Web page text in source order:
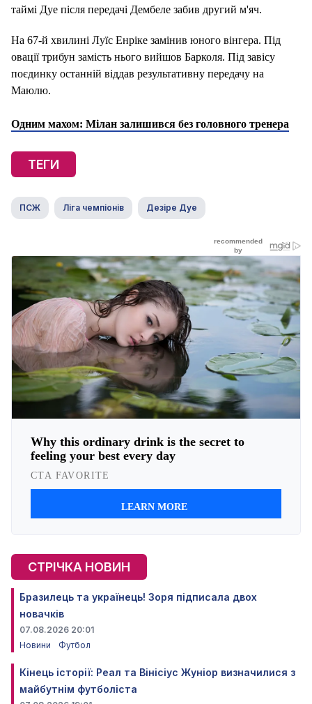
таймі Дуе після передачі Дембеле забив другий м'яч.
На 67-й хвилині Луїс Енріке замінив юного вінгера. Під
овації трибун замість нього вийшов Барколя. Під завісу
поєдинку останній віддав результативну передачу на
Маюлю.
Одним махом: Мілан залишився без головного тренера
ТЕГИ
ПСЖ Ліга чемпіонів Дезіре Дуе
СТРІЧКА НОВИН
Бразилець та українець! Зоря підписала двох
новачків
07.08.2026 20:01
Новини
Футбол
Кінець історії: Реал та Вінісіус Жуніор визначилися з
майбутнім футболіста